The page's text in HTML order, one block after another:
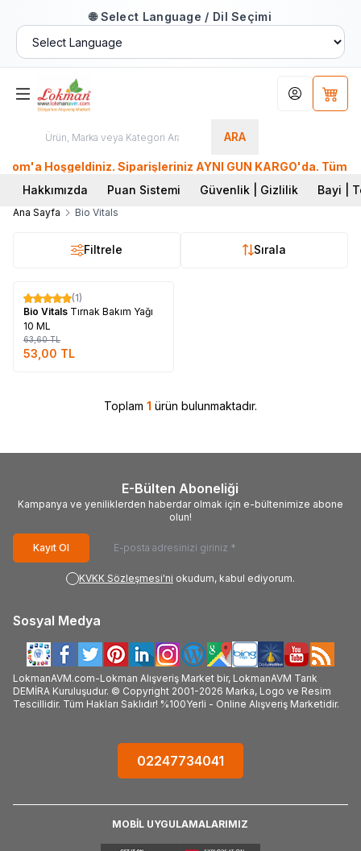
🌐 Select Language / Dil Seçimi
ARA
Hesabım
Hoşgeldiniz. Siparişleriniz AYNI GÜN KARGO'da. Tüm
Hakkımızda
Puan Sistemi Güvenlik | Gizlilik Bayi |
Ana Sayfa Bio Vitals
Filtrele Sırala
%17
(1)
Bio Vitals Tırnak Bakım Yağı
10 ML
63,60TL
53,00 TL
Toplam 1 ürün bulunmaktadır.
E-Bülten Aboneliği
Kampanya ve yeniliklerden haberdar olmak için e-bültenimize abone
olun!
Kayıt Ol
KVKK Sözleşmesi'ni okudum, kabul ediyorum.
Sosyal Medya
LokmanAVM.com-Lokman Alışveriş Market bir, LokmanAVM Tarık
DEMİRA Kuruluşudur. © Copyright 2001-2026 Marka, Logo ve Resim
Tescillidir. Tüm Hakları Saklıdır! %100Yerli - Online Alışveriş Marketidir.
02247734041
MOBİL UYGULAMALARIMIZ